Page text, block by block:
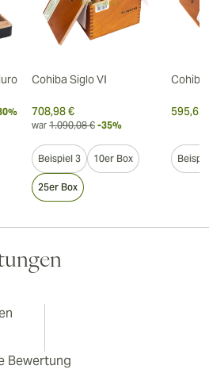
Cohiba Siglo VI
708,98 €
war 1.090,08 € -35%
Beispiel 3 10er Box
25er Box
Cohiba
595,62
Bewertung